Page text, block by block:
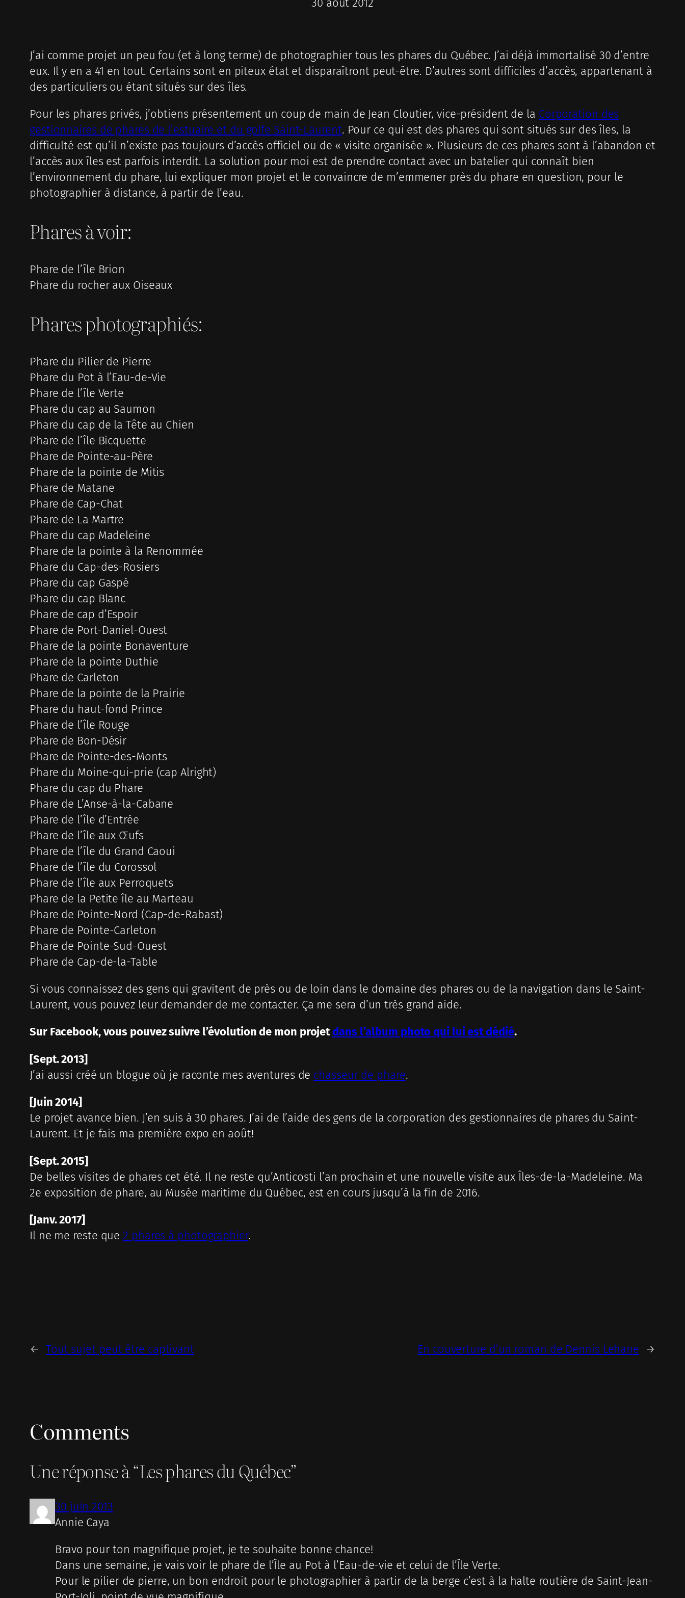
J’ai comme projet un peu fou (et à long terme) de photographier tous les phares du Québec. J’ai déjà immortalisé 30 d’entre
eux. Il y en a 41 en tout. Certains sont en piteux état et disparaîtront peut-être. D’autres sont difficiles d’accès, appartenant à
des particuliers ou étant situés sur des îles.
Pour les phares privés, j’obtiens présentement un coup de main de Jean Cloutier, vice-président de la Corporation des
gestionnaires de phares de l’estuaire et du golfe Saint-Laurent. Pour ce qui est des phares qui sont situés sur des îles, la
difficulté est qu’il n’existe pas toujours d’accès officiel ou de « visite organisée ». Plusieurs de ces phares sont à l’abandon et
l’accès aux îles est parfois interdit. La solution pour moi est de prendre contact avec un batelier qui connaît bien
l’environnement du phare, lui expliquer mon projet et le convaincre de m’emmener près du phare en question, pour le
photographier à distance, à partir de l’eau.
Phares à voir:
Phare de l’île Brion
Phare du rocher aux Oiseaux
Phares photographiés:
Phare du Pilier de Pierre
Phare du Pot à l’Eau-de-Vie
Phare de l’île Verte
Phare du cap au Saumon
Phare du cap de la Tête au Chien
Phare de l’île Bicquette
Phare de Pointe-au-Père
Phare de la pointe de Mitis
Phare de Matane
Phare de Cap-Chat
Phare de La Martre
Phare du cap Madeleine
Phare de la pointe à la Renommée
Phare du Cap-des-Rosiers
Phare du cap Gaspé
Phare du cap Blanc
Phare de cap d’Espoir
Phare de Port-Daniel-Ouest
Phare de la pointe Bonaventure
Phare de la pointe Duthie
Phare de Carleton
Phare de la pointe de la Prairie
Phare du haut-fond Prince
Phare de l’île Rouge
Phare de Bon-Désir
Phare de Pointe-des-Monts
Phare du Moine-qui-prie (cap Alright)
Phare du cap du Phare
Phare de L’Anse-à-la-Cabane
Phare de l’île d’Entrée
Phare de l’île aux Œufs
Phare de l’île du Grand Caoui
Phare de l’île du Corossol
Phare de l’île aux Perroquets
Phare de la Petite île au Marteau
Phare de Pointe-Nord (Cap-de-Rabast)
Phare de Pointe-Carleton
Phare de Pointe-Sud-Ouest
Phare de Cap-de-la-Table
Si vous connaissez des gens qui gravitent de près ou de loin dans le domaine des phares ou de la navigation dans le Saint-
Laurent, vous pouvez leur demander de me contacter. Ça me sera d’un très grand aide.
Sur Facebook, vous pouvez suivre l’évolution de mon projetdans l’album photo qui lui est dédié.
[Sept. 2013]
J’ai aussi créé un blogue où je raconte mes aventures de chasseur de phare.
[Juin 2014]
Le projet avance bien. J’en suis à 30 phares. J’ai de l’aide des gens de la corporation des gestionnaires de phares du Saint-
Laurent. Et je fais ma première expo en août!
[Sept. 2015]
De belles visites de phares cet été. Il ne reste qu’Anticosti l’an prochain et une nouvelle visite aux Îles-de-la-Madeleine. Ma
2e exposition de phare, au Musée maritime du Québec, est en cours jusqu’à la fin de 2016.
[Janv. 2017]
Il ne me reste que 2 phares à photographier.
← Tout sujet peut être captivant En couverture d’un roman de Dennis Lehane →
Comments
Une réponse à “Les phares du Québec”
30 juin 2013
Annie Caya
Bravo pour ton magnifique projet, je te souhaite bonne chance!
Dans une semaine, je vais voir le phare de l’Île au Pot à l’Eau-de-vie et celui de l’Île Verte.
Pour le pilier de pierre, un bon endroit pour le photographier à partir de la berge c’est à la halte routière de Saint-Jean-